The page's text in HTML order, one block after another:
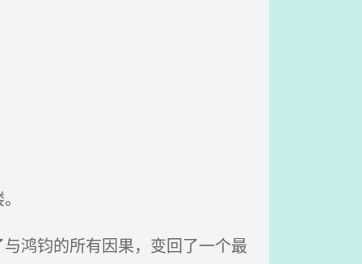
鸿钧的所有因果，变回了一个最